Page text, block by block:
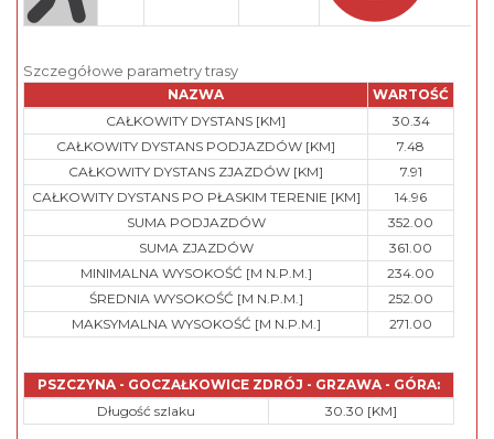
Szczegółowe parametry trasy
NAZWA
WARTOŚĆ
CAŁKOWITY DYSTANS [KM]
30.34
CAŁKOWITY DYSTANS PODJAZDÓW [KM]
7.48
CAŁKOWITY DYSTANS ZJAZDÓW [KM]
7.91
CAŁKOWITY DYSTANS PO PŁASKIM TERENIE [KM]
14.96
SUMA PODJAZDÓW
352.00
SUMA ZJAZDÓW
361.00
MINIMALNA WYSOKOŚĆ [M N.P.M.]
234.00
ŚREDNIA WYSOKOŚĆ [M N.P.M.]
252.00
MAKSYMALNA WYSOKOŚĆ [M N.P.M.]
271.00
PSZCZYNA - GOCZAŁKOWICE ZDRÓJ - GRZAWA - GÓRA:
Długość szlaku
30.30 [KM]